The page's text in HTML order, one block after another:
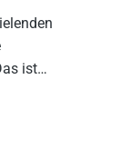
ist